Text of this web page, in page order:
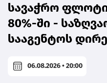
სავაჭრო
80%-ში -
სააგენტოს
06.08.2026 • 20:00